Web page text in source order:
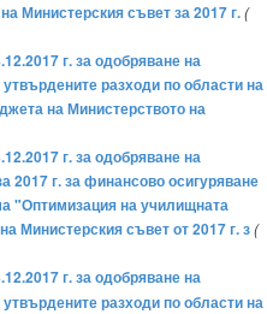
Министерския съвет за 2017 г.(
г. за одобряване на
разходи по области на
на Министерството на
г. за одобряване на
2017 г. за финансово осигуряване
"Оптимизация на училищната
Министерския съвет от 2017 г. з(
г. за одобряване на
разходи по области на